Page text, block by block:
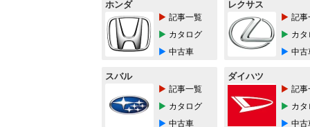
ホンダ
記事一覧
カタログ
中古車
レクサス
記事
カ
中古
スバル
記事一覧
カタログ
中古車
ダイハツ
記事
カ
中古